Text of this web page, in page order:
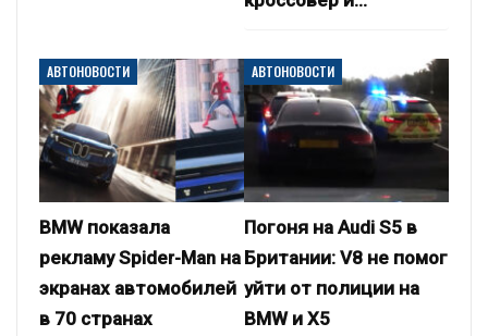
АВТОНОВОСТИ
BMW показала
рекламу Spider-Man на
экранах автомобилей
в 70 странах
АВТОНОВОСТИ
Погоня на Audi S5 в
Британии: V8 не помог
уйти от полиции на
BMW и X5